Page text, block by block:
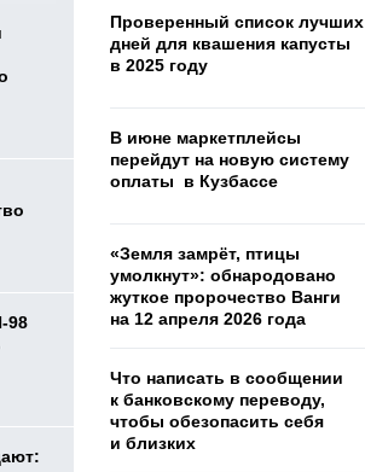
98
Проверенный список лучших
дней для квашения капусты
в 2025 году
В июне маркетплейсы
перейдут на новую систему
оплаты в Кузбассе
«Земля замрёт, птицы
умолкнут»: обнародовано
жуткое пророчество Ванги
на 12 апреля 2026 года
Что написать в сообщении
к банковскому переводу,
чтобы обезопасить себя
и близких